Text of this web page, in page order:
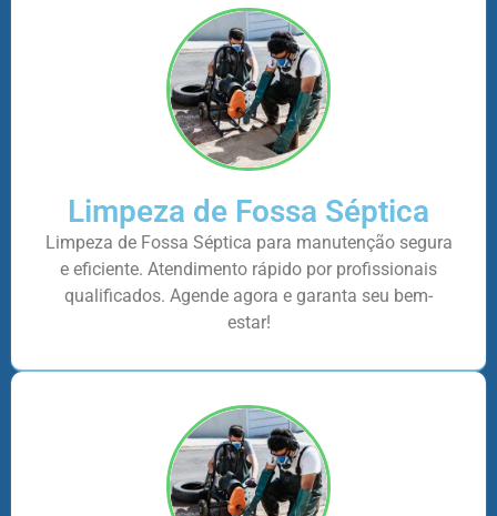
Limpeza de Fossa Séptica
Limpeza de Fossa Séptica para manutenção segura
e eficiente. Atendimento rápido por profissionais
qualificados. Agende agora e garanta seu bem-
estar!